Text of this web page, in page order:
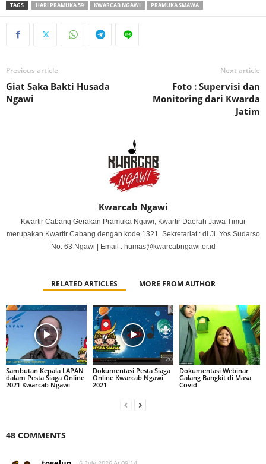
TAGS HARI PRAMUKA 59 KWARCAB NGAWI PRAMUKA SMAWA
Previous article
Giat Saka Bakti Husada
Ngawi
Next article
Foto : Supervisi dan
Monitoring dari Kwarda
Jatim
Kwarcab Ngawi
Kwartir Cabang Gerakan Pramuka Ngawi, Kwartir Daerah Jawa Timur
merupakan Kwartir Cabang dengan kode 1321. Sekretariat : di Jl. Yos Sudarso
No. 63 Ngawi | Email : humas@kwarcabngawi.or.id
RELATED ARTICLES MORE FROM AUTHOR
Sambutan Kepala LAPAN
dalam Pesta Siaga Online
2021 Kwarcab Ngawi
Dokumentasi Pesta Siaga
Online Kwarcab Ngawi
2021
Dokumentasi Webinar
Galang Bangkit di Masa
Covid
48 COMMENTS